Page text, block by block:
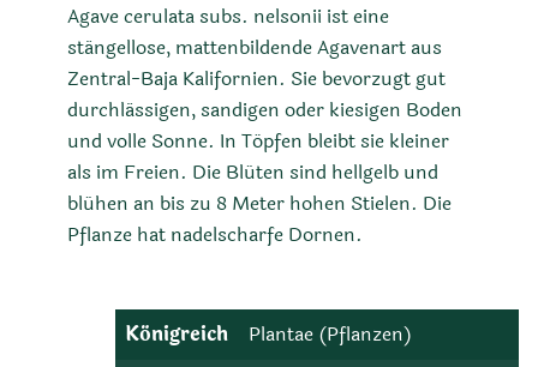
Agave cerulata subs. nelsonii ist eine
stängellose, mattenbildende Agavenart aus
Zentral-Baja Kalifornien. Sie bevorzugt gut
durchlässigen, sandigen oder kiesigen Boden
und volle Sonne. In Töpfen bleibt sie kleiner
als im Freien. Die Blüten sind hellgelb und
blühen an bis zu 8 Meter hohen Stielen. Die
Pflanze hat nadelscharfe Dornen.
Königreich Plantae (Pflanzen)